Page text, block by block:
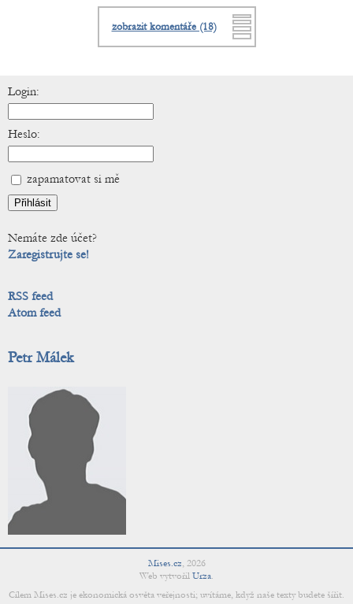
zobrazit komentáře (18)
Login:
Heslo:
zapamatovat si mě
Nemáte zde účet?
Zaregistrujte se!
RSS feed
Atom feed
Petr Málek
Mises.cz, 2026
Web vytvořil Urza.
Cílem Mises.cz je ekonomická osvěta veřejnosti; uvítáme, když naše texty budete šířit.